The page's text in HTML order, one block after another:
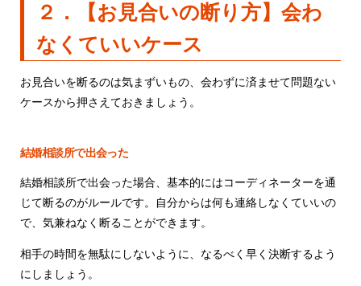
２．【お見合いの断り方】会わ
なくていいケース
お見合いを断るのは気まずいもの、会わずに済ませて問題ない
ケースから押さえておきましょう。
結婚相談所で出会った
結婚相談所で出会った場合、基本的にはコーディネーターを通
じて断るのがルールです。自分からは何も連絡しなくていいの
で、気兼ねなく断ることができます。
相手の時間を無駄にしないように、なるべく早く決断するよう
にしましょう。